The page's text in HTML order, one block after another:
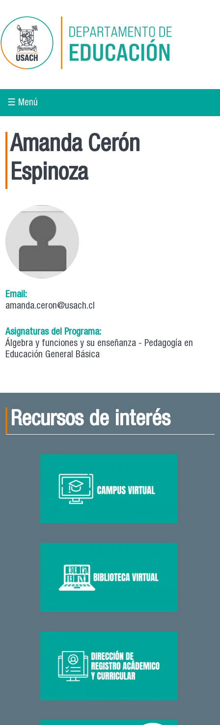
☰ Menú
Amanda Cerón
Espinoza
Email:
amanda.ceron@usach.cl
Asignaturas del Programa:
Álgebra y funciones y su enseñanza - Pedagogía en
Educación General Básica
Recursos de interés